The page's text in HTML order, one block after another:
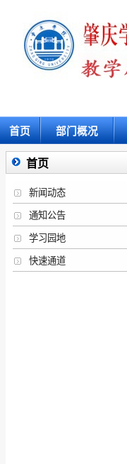
首页 部门概况
首页
新闻动态
通知公告
学习园地
快速通道